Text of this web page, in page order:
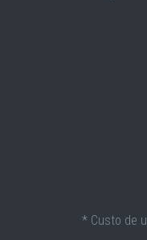
* Custo de